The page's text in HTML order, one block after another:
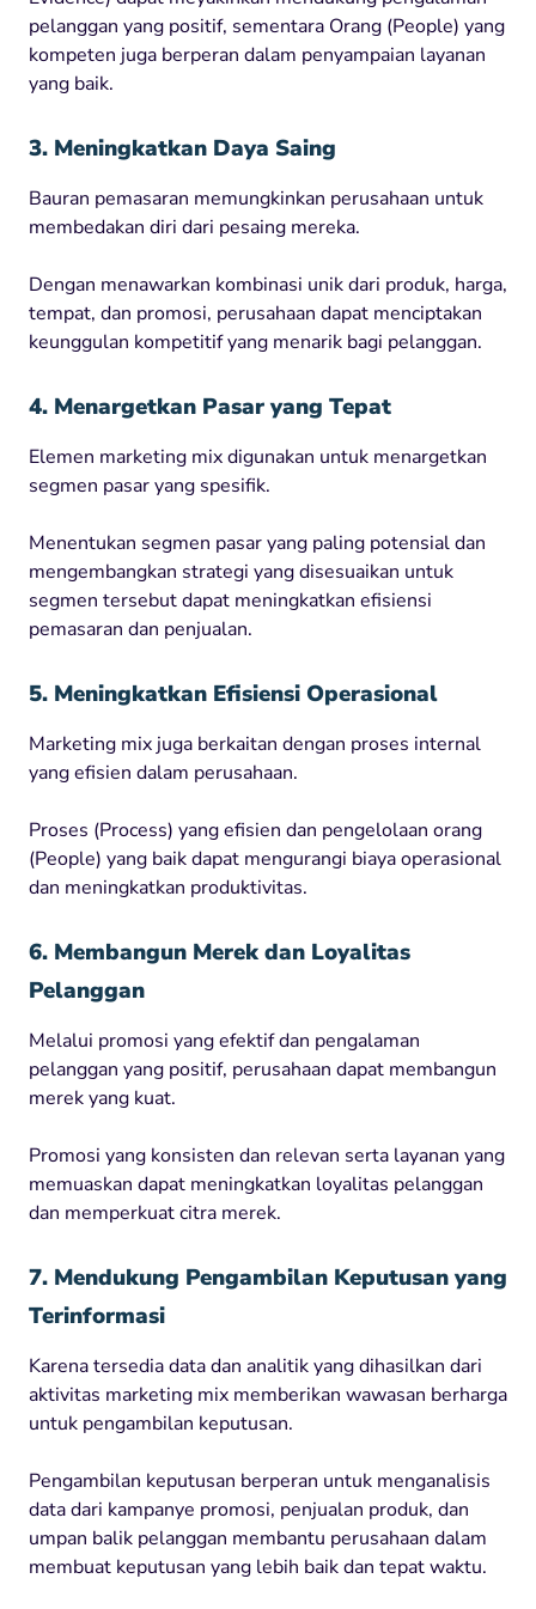
pelanggan yang positif, sementara Orang (People) yang
kompeten juga berperan dalam penyampaian layanan
yang baik.
3. Meningkatkan Daya Saing
Bauran pemasaran memungkinkan perusahaan untuk
membedakan diri dari pesaing mereka.
Dengan menawarkan kombinasi unik dari produk, harga,
tempat, dan promosi, perusahaan dapat menciptakan
keunggulan kompetitif yang menarik bagi pelanggan.
4. Menargetkan Pasar yang Tepat
Elemen marketing mix digunakan untuk menargetkan
segmen pasar yang spesifik.
Menentukan segmen pasar yang paling potensial dan
mengembangkan strategi yang disesuaikan untuk
segmen tersebut dapat meningkatkan efisiensi
pemasaran dan penjualan.
5. Meningkatkan Efisiensi Operasional
Marketing mix juga berkaitan dengan proses internal
yang efisien dalam perusahaan.
Proses (Process) yang efisien dan pengelolaan orang
(People) yang baik dapat mengurangi biaya operasional
dan meningkatkan produktivitas.
6. Membangun Merek dan Loyalitas
Pelanggan
Melalui promosi yang efektif dan pengalaman
pelanggan yang positif, perusahaan dapat membangun
merek yang kuat.
Promosi yang konsisten dan relevan serta layanan yang
memuaskan dapat meningkatkan loyalitas pelanggan
dan memperkuat citra merek.
7. Mendukung Pengambilan Keputusan yang
Terinformasi
Karena tersedia data dan analitik yang dihasilkan dari
aktivitas marketing mix memberikan wawasan berharga
untuk pengambilan keputusan.
Pengambilan keputusan berperan untuk menganalisis
data dari kampanye promosi, penjualan produk, dan
umpan balik pelanggan membantu perusahaan dalam
membuat keputusan yang lebih baik dan tepat waktu.